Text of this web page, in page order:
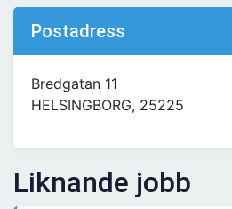
Postadress
Bredgatan 11
HELSINGBORG, 25225
Liknande jobb